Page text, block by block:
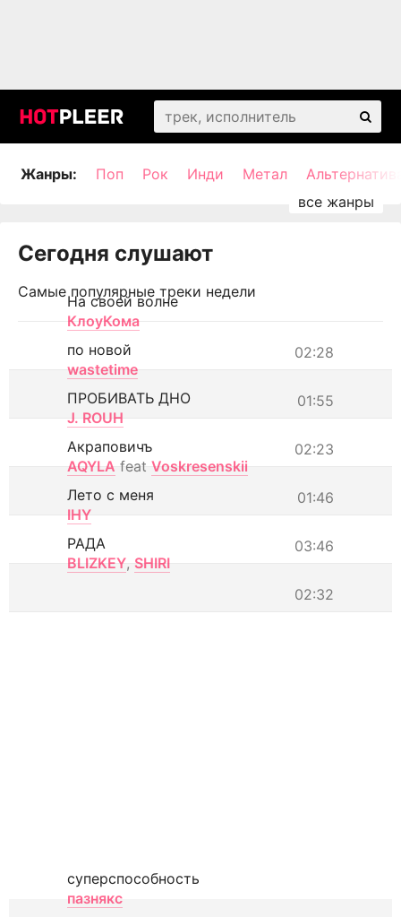
Жанры: Поп Рок Инди Метал
Сегодня слушают
Самые популярные треки недели
На своей волне
КлоуКома
02:28
по новой
wastetime
01:55
ПРОБИВАТЬ ДНО
J. ROUH
02:23
Акраповичъ
AQYLA feat Voskresenskii
01:46
Лето с меня
IHY
03:46
РАДА
BLIZKEY, SHIRI
02:32
суперспособность
пазнякс